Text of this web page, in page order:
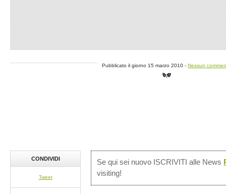
Pubblicato il giorno 15 marzo 2010 - Nessun
Se qui sei nuovo ISCRIVITI alle News
visiting!
CONDIVIDI
Tweet